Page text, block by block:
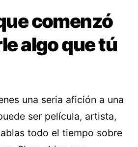
comenzó
algo que tú
una seria afición a una
ser película, artista,
todo el tiempo sobre